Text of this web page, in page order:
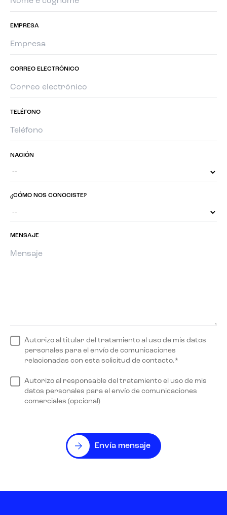
EMPRESA
CORREO ELECTRÓNICO
TELÉFONO
NACIÓN
¿CÓMO NOS CONOCISTE?
MENSAJE
Autorizo al titular del tratamiento al uso de mis datos
personales para el envío de comunicaciones
relacionadas con esta solicitud de contacto.*
Autorizo al responsable del tratamiento el uso de mis
datos personales para el envío de comunicaciones
comerciales (opcional)
Envía mensaje